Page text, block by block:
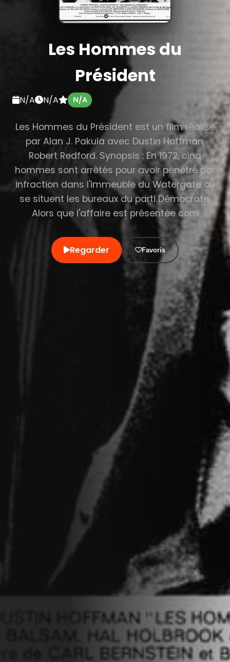
Les Hommes du
Président
N/A N/A N/A
Les Hommes du Président est un film réalisé
par Alan J. Pakula avec Dustin Hoffman,
Robert Redford. Synopsis : En 1972, cinq
hommes sont arrêtés pour avoir pénétré par
infraction dans l'immeuble du Watergate où
se situent les bureaux du parti Démocrate.
Alors que l'affaire est présentée com
Regarder Favoris